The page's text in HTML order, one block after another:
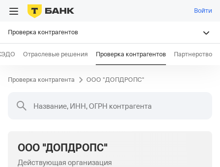
Войти
Проверка контрагентов
Отраслевые решения Проверка контрагентов Партнерство
Проверка контрагента ООО "ДОПДРОПС"
Название, ИНН, ОГРН контрагента
ООО "ДОПДРОПС"
Действующая организация